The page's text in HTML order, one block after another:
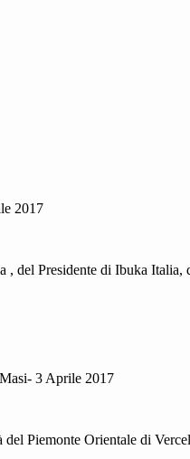
2017
del Presidente di Ibuka
3 Aprile 2017
del Piemonte Orientale di